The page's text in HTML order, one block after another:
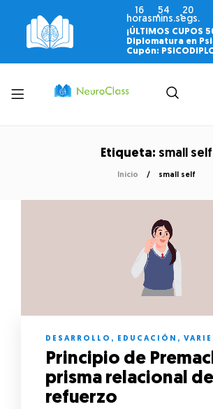
16
horas
54
mins.
20
segs.
¡ÚLTIMOS CUPOS
Diplomatura en
Cupón:
Toggle
menu
Etiqueta: small self
Inicio small self
DESARROLLO , EDUCACIÓN ,
Principio de
prisma relacional
refuerzo